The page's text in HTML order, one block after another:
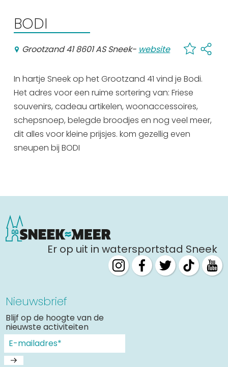
UITagenda
Veel bezochte pagina's:
Top 10 leuke dingen
Vakantie vieren in Sneek
Uitgaan in Sneek
Overnachten in Sneek
Interactieve plattegrond van Sneek
Winkelen in Sneek
Bootverhuur
BODI
Grootzand 41 8601 AS Sneek- website
In hartje Sneek op het Grootzand 41 vind je Bodi.
Het adres voor een ruime sortering van: Friese
souvenirs, cadeau artikelen, woonaccessoires,
schepsnoep, belegde broodjes en nog veel meer,
dit alles voor kleine prijsjes. kom gezellig even
sneupen bij BODI
Er op uit in watersportstad Sneek
Nieuwsbrief
Blijf op de hoogte van de
nieuwste activiteiten